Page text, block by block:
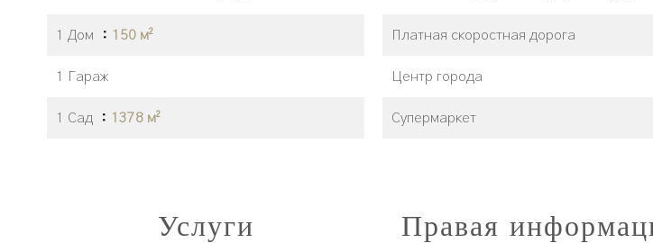
1 Дом 150 м²
1 Гараж
1 Сад 1378 м²
Платная скоростная дорога
Центр города
Супермаркет
Услуги Правая